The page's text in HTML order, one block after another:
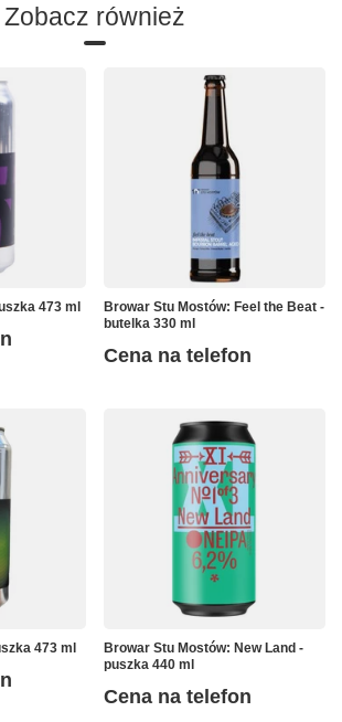
Zobacz również
473 ml
Browar Stu Mostów: Feel the Beat -
butelka 330 ml
Cena na telefon
473 ml
Browar Stu Mostów: New Land -
puszka 440 ml
Cena na telefon